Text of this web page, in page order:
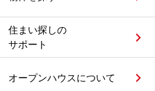
住まい探しの
サポート
オープンハウスについて